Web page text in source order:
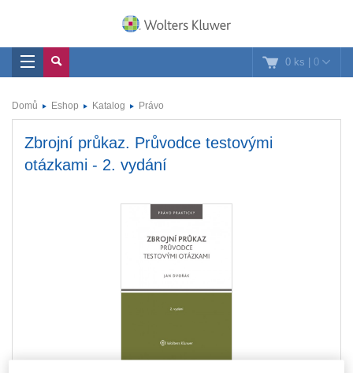
0 ks | 0
Domů Eshop Katalog Právo
Zbrojní průkaz. Průvodce testovými
otázkami - 2. vydání